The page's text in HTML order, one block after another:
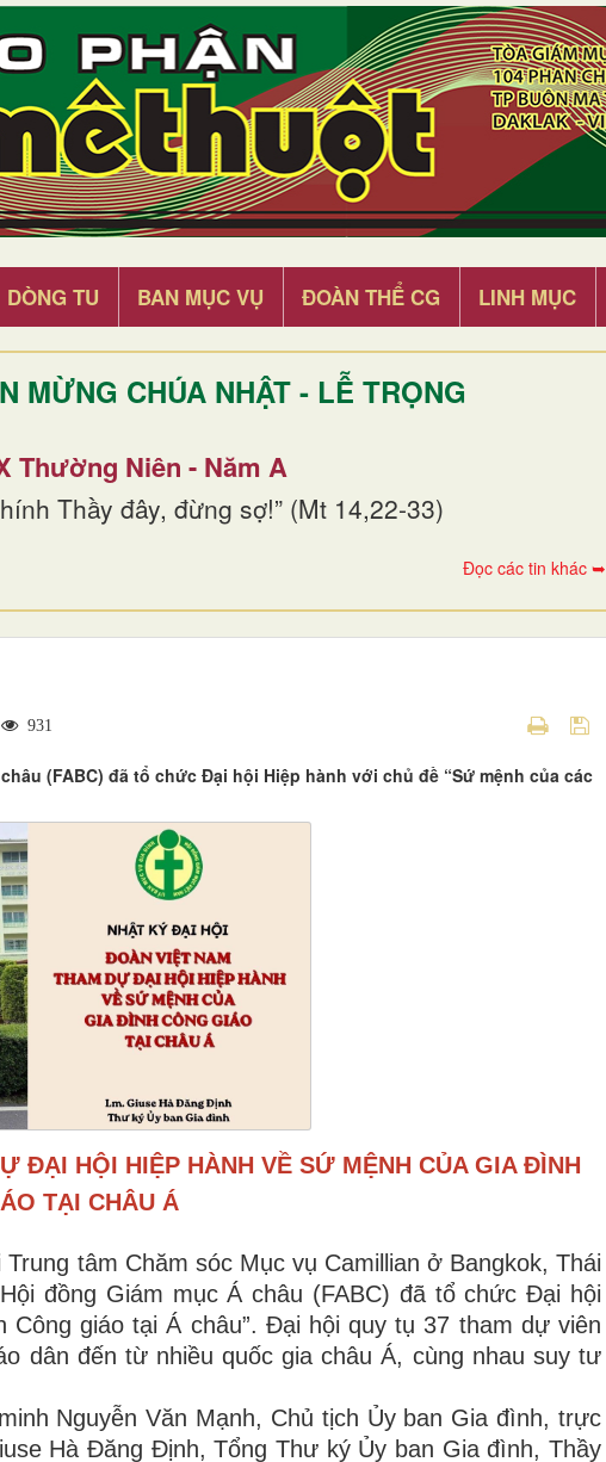
DÒNG TU BAN MỤC VỤ ĐOÀN THỂ CG LINH MỤC
MỪNG CHÚA NHẬT - LỄ TRỌNG
Thường Niên - Năm A
Thầy đây, đừng sợ!” (Mt 14,22-33)
Đọc các tin khác ➥
931
(FABC) đã tổ chức Đại hội Hiệp hành với chủ đề “Sứ mệnh của các
ĐẠI HỘI HIỆP HÀNH VỀ SỨ MỆNH CỦA GIA ĐÌNH
TẠI CHÂU Á
tâm Chăm sóc Mục vụ Camillian ở Bangkok, Thái
đồng Giám mục Á châu (FABC) đã tổ chức Đại hội
giáo tại Á châu”. Đại hội quy tụ 37 tham dự viên
dân đến từ nhiều quốc gia châu Á, cùng nhau suy tư
Nguyễn Văn Mạnh, Chủ tịch Ủy ban Gia đình, trực
Hà Đăng Định, Tổng Thư ký Ủy ban Gia đình, Thầy